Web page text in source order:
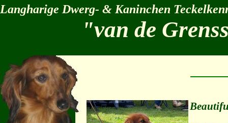
Langharige Dwerg- & Kaninchen
"van de